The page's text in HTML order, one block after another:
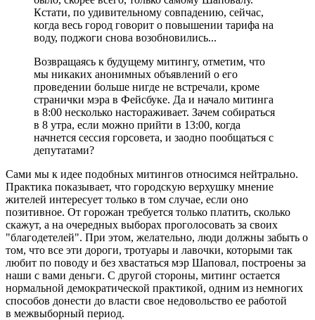
Кстати, по удивительному совпадению, сейчас,
когда весь город говорит о повышении тарифа на
воду, поджоги снова возобновились...
Возвращаясь к будущему митингу, отметим, что
мы никаких анонимных объявлений о его
проведении больше нигде не встречали, кроме
странички мэра в Фейсбуке. Да и начало митинга
в 8:00 несколько настораживает. Зачем собираться
в 8 утра, если можно прийти в 13:00, когда
начнется сессия горсовета, и заодно пообщаться с
депутатами?
Сами мы к идее подобных митингов относимся нейтрально.
Практика показывает, что городскую верхушку мнение
жителей интересует только в том случае, если оно
позитивное. От горожан требуется только платить, сколько
скажут, а на очередных выборах проголосовать за своих
"благодетелей". При этом, желательно, люди должны забыть о
том, что все эти дороги, тротуары и лавочки, которыми так
любит по поводу и без хвастаться мэр Шаповал, построены за
наши с вами деньги. С другой стороны, митинг остается
нормальной демократической практикой, одним из немногих
способов донести до власти свое недовольство ее работой
в межвыборный период.